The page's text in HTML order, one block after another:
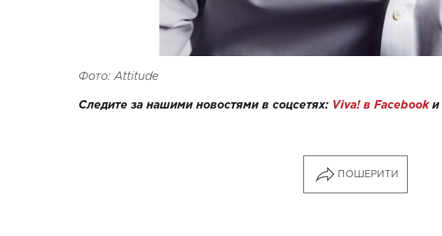
Фото: Attitude
Следите за нашими новостями в соцсетях: Viva! в Facebookи
ПОШЕРИТИ